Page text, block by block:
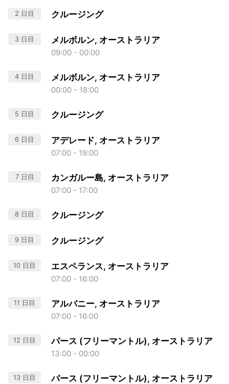
2 日目 クルージング
3 日目 メルボルン, オーストラリア
09:00 - 00:00
4 日目 メルボルン, オーストラリア
00:00 - 18:00
5 日目 クルージング
6 日目 アデレード, オーストラリア
07:00 - 19:00
7 日目 カンガルー島, オーストラリア
07:00 - 17:00
8 日目 クルージング
9 日目 クルージング
10 日目 エスペランス, オーストラリア
07:00 - 16:00
11 日目 アルバニー, オーストラリア
07:00 - 16:00
12 日目 パース (フリーマントル), オーストラリア
13:00 - 00:00
13 日目 パース (フリーマントル), オーストラリア